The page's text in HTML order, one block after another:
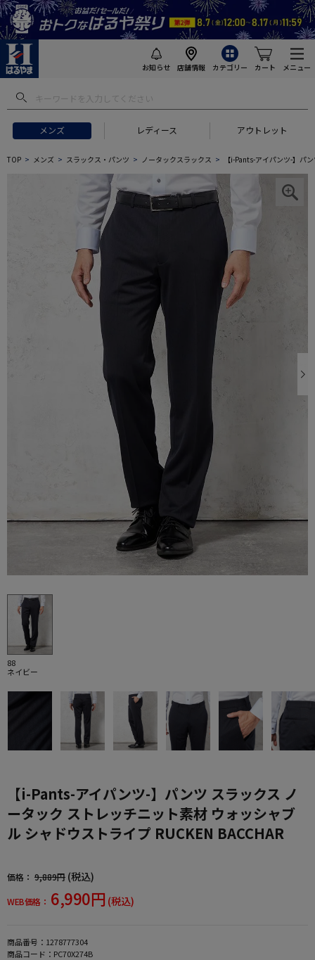
お知らせ 店舗情報 カテゴリー カート メニュー
メンズ レディース アウトレット
TOP メンズ スラックス・パンツ ノータックスラックス 【i-Pants-アイパンツ-】パ
88
ネイビー
【i-Pants-アイパンツ-】パンツ スラックス ノ
ータック ストレッチニット素材 ウォッシャブ
ル シャドウストライプ RUCKEN BACCHAR
価格： 9,889円 (税込)
WEB価格： 6,990円 (税込)
商品番号： 1278777304
商品コード： PC70X274B